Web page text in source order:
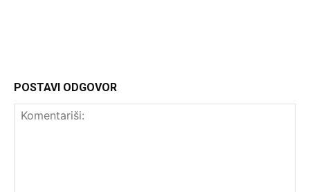
POSTAVI ODGOVOR